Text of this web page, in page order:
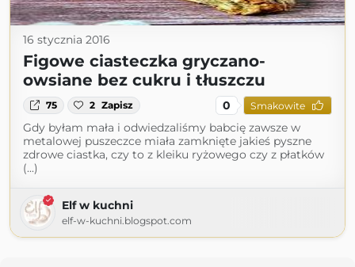
16 stycznia 2016
Figowe ciasteczka gryczano-
owsiane bez cukru i tłuszczu
75 2 Zapisz 0 Smakowite
Gdy byłam mała i odwiedzaliśmy babcię zawsze w
metalowej puszeczce miała zamknięte jakieś pyszne
zdrowe ciastka, czy to z kleiku ryżowego czy z płatków
(...)
Elf w kuchni
elf-w-kuchni.blogspot.com